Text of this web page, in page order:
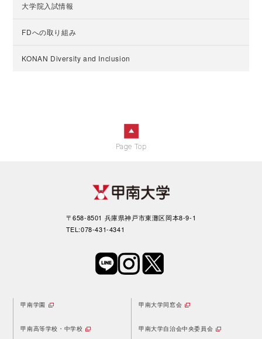
大学院入試情報
FDへの取り組み
KONAN Diversity and Inclusion
Page Top
〒658-8501 兵庫県神戸市東灘区岡本8-9-1
TEL:078-431-4341
甲南学園
甲南高等学校・中学校
甲南大学同窓会
甲南大学自治会中央委員会